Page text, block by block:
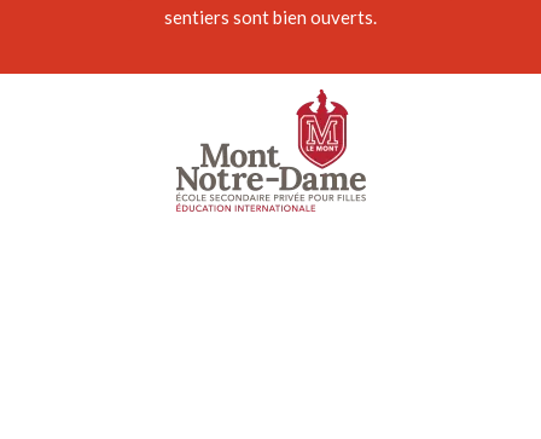
sentiers sont bien ouverts.